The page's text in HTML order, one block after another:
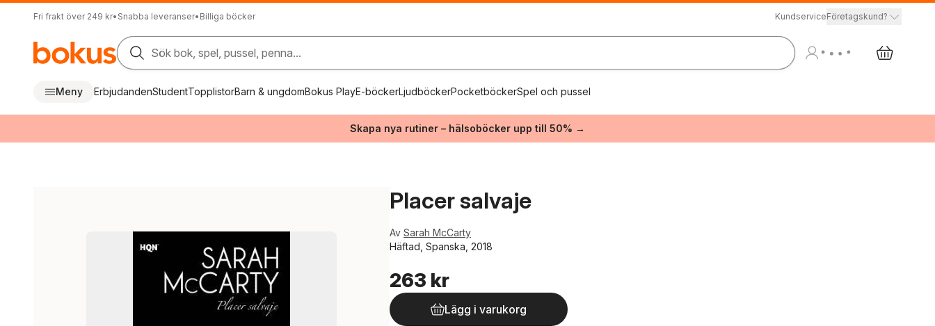
Fri frakt över 249 kr• Snabba leveranser• Billiga böcker KundserviceFöretagskund?
Sök bok, spel, pussel, penna...
Meny ErbjudandenStudentTopplistorBarn & ungdomBokus PlayE-böckerLjudböckerPocketböckerSpel och pussel
Skapa nya rutiner – hälsoböcker upp till 50% →
Placer salvaje
Av Sarah McCarty
Häftad, Spanska, 2018
263 kr
Lägg i varukorg